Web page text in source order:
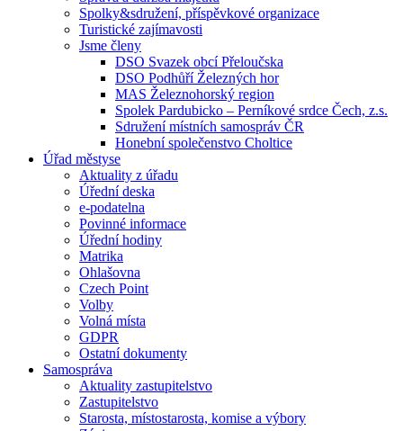
Spolky&sdružení, příspěvkové organizace
Turistické zajímavosti
Jsme členy
DSO Svazek obcí Přeloučska
DSO Podhůří Železných hor
MAS Železnohorský region
Spolek Pardubicko – Perníkové srdce Čech, z.s.
Sdružení místních samospráv ČR
Honební společenstvo Choltice
Úřad městyse
Aktuality z úřadu
Úřední deska
e-podatelna
Povinné informace
Úřední hodiny
Matrika
Ohlašovna
Czech Point
Volby
Volná místa
GDPR
Ostatní dokumenty
Samospráva
Aktuality zastupitelstvo
Zastupitelstvo
Starosta, místostarosta, komise a výbory